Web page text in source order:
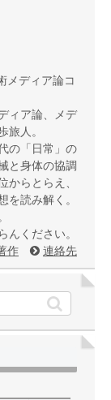
メディア論コ
ィア論、メデ
旅人。
の「日常」の
と身体の協調
からとらえ、
を読み解く。
んください。
作 連絡先